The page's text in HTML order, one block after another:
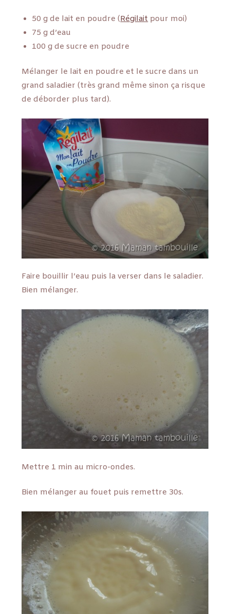
50 g de lait en poudre (Régilait pour moi)
75 g d’eau
100 g de sucre en poudre
Mélanger le lait en poudre et le sucre dans un
grand saladier (très grand même sinon ça risque
de déborder plus tard).
Faire bouillir l’eau puis la verser dans le saladier.
Bien mélanger.
Mettre 1 min au micro-ondes.
Bien mélanger au fouet puis remettre 30s.